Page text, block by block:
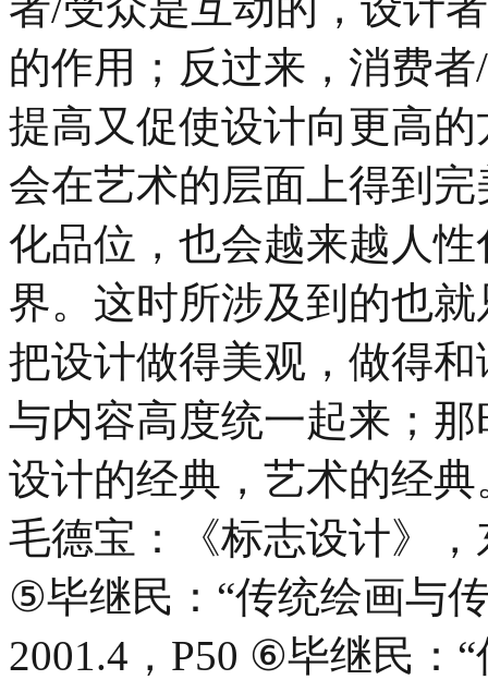
的作用；反过来，消费
提高又促使设计向更高
会在艺术的层面上得到
化品位，也会越来越人
界。这时所涉及到的也
把设计做得美观，做得
与内容高度统一起来；
设计的经典，艺术的经
毛德宝：《标志设计》
⑤毕继民：“传统绘画与
2001.4，P50 ⑥毕继民：